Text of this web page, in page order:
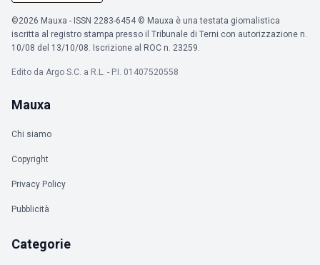
©2026 Mauxa - ISSN 2283-6454 © Mauxa è una testata giornalistica
iscritta al registro stampa presso il Tribunale di Terni con autorizzazione n.
10/08 del 13/10/08. Iscrizione al ROC n. 23259.
Edito da Argo S.C. a R.L. - P.I. 01407520558
Mauxa
Chi siamo
Copyright
Privacy Policy
Pubblicità
Categorie